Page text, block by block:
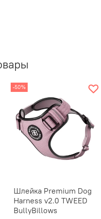
-50%
Шлейка Premium Dog
Harness v2.0 TWEED
BullyBillows